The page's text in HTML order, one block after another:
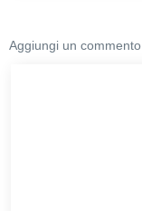
Aggiungi un commento